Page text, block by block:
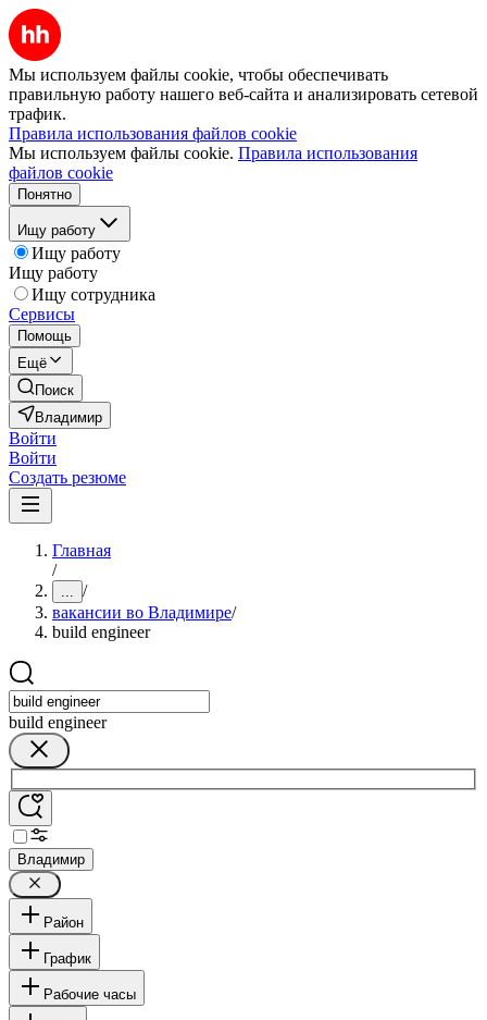
Мы используем файлы cookie, чтобы обеспечивать
правильную работу нашего веб-сайта и анализировать сетевой
трафик.
Правила использования файлов cookie
Мы используем файлы cookie. Правила использования
файлов cookie
Понятно
Ищу работу
Ищу работу
Ищу работу
Ищу сотрудника
Сервисы
Помощь
Ещё
Поиск
Владимир
Войти
Войти
Создать резюме
Главная
/
... /
вакансии во Владимире/
build engineer
build engineer
Владимир
Район
График
Рабочие часы